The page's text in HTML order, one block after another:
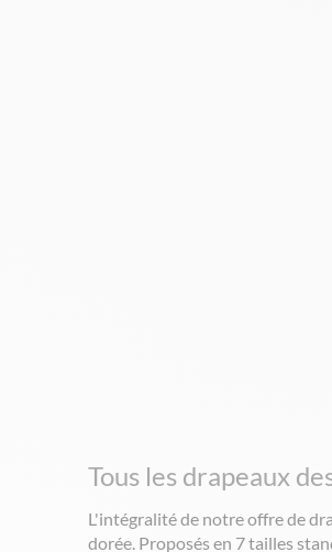
Tous les drapeaux
L'intégralité de notre offre de
dorée. Proposés en 7 tailles